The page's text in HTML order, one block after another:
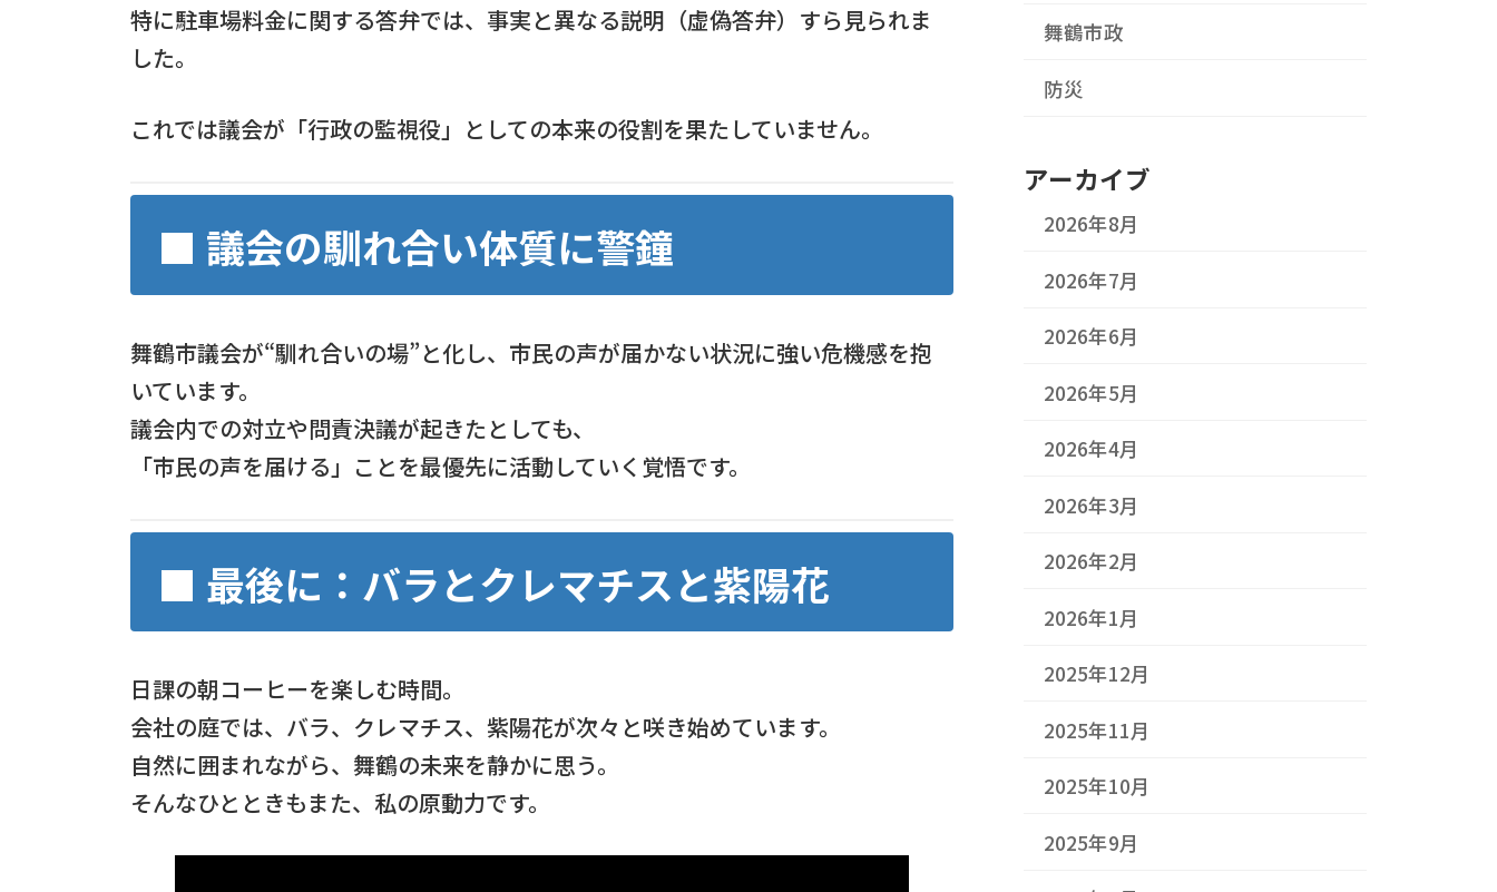
特に駐車場料金に関する答弁では、事実と異なる説明（虚偽答弁）すら見られま
した。
これでは議会が「行政の監視役」としての本来の役割を果たしていません。
■ 議会の馴れ合い体質に警鐘
舞鶴市議会が“馴れ合いの場”と化し、市民の声が届かない状況に強い危機感を抱
いています。
議会内での対立や問責決議が起きたとしても、
「市民の声を届ける」ことを最優先に活動していく覚悟です。
■ 最後に：バラとクレマチスと紫陽花
日課の朝コーヒーを楽しむ時間。
会社の庭では、バラ、クレマチス、紫陽花が次々と咲き始めています。
自然に囲まれながら、舞鶴の未来を静かに思う。
そんなひとときもまた、私の原動力です。
舞鶴市政
防災
アーカイブ
2026年8月
2026年7月
2026年6月
2026年5月
2026年4月
2026年3月
2026年2月
2026年1月
2025年12月
2025年11月
2025年10月
2025年9月